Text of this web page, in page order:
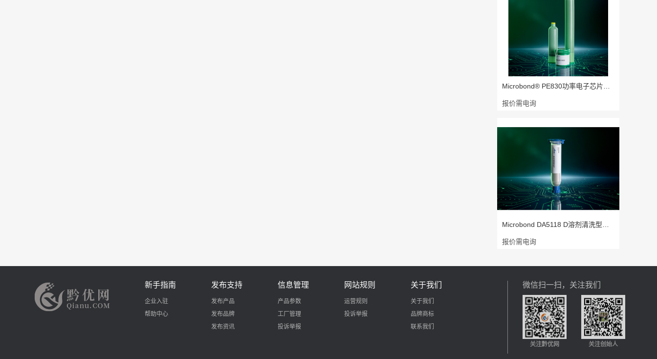
报价需电询
报价需电询
新手指南
企业入驻
帮助中心
发布支持
发布产品
发布品牌
发布资讯
信息管理
产品参数
工厂管理
投诉举报
网站规则
运营规则
投诉举报
关于我们
关于我们
品牌商标
联系我们
微信扫一扫，关注我们
关注黔优网 关注创始人